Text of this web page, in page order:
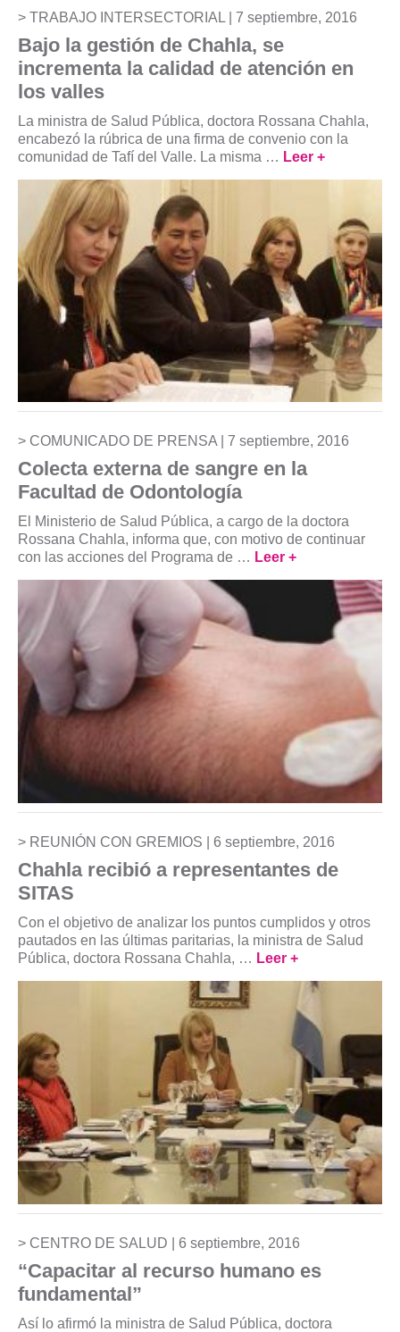
TRABAJO INTERSECTORIAL | 7 septiembre, 2016
Bajo la gestión de Chahla, se
incrementa la calidad de atención en
los valles
La ministra de Salud Pública, doctora Rossana Chahla,
encabezó la rúbrica de una firma de convenio con la
comunidad de Tafí del Valle. La misma … Leer +
COMUNICADO DE PRENSA | 7 septiembre, 2016
Colecta externa de sangre en la
Facultad de Odontología
El Ministerio de Salud Pública, a cargo de la doctora
Rossana Chahla, informa que, con motivo de continuar
con las acciones del Programa de … Leer +
REUNIÓN CON GREMIOS | 6 septiembre, 2016
Chahla recibió a representantes de
SITAS
Con el objetivo de analizar los puntos cumplidos y otros
pautados en las últimas paritarias, la ministra de Salud
Pública, doctora Rossana Chahla, … Leer +
CENTRO DE SALUD | 6 septiembre, 2016
“Capacitar al recurso humano es
fundamental”
Así lo afirmó la ministra de Salud Pública, doctora